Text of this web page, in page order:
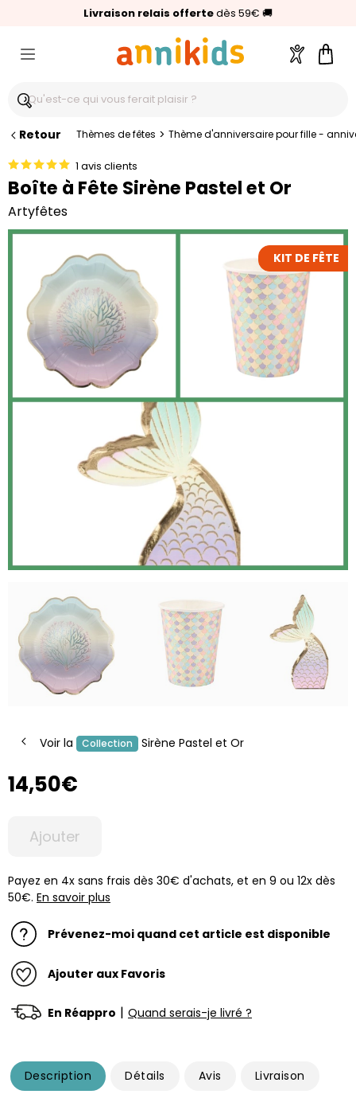
Livraison relais offertedès 59€ 🚚
🥇Palmarès Capital 2025 :Annikids N°1
⭐⭐⭐⭐⭐4,6/5(24 000 avis clients)
Compte
Retour Thèmes de fêtes > Thème d'anniversaire pour fille -
1 avis clients
Boîte à Fête Sirène Pastel et Or
Artyfêtes
KIT DE FÊTE
Voir la Collection Sirène Pastel et Or
14,50€
Ajouter
Payez en 4x sans frais dès 30€ d'achats, et en 9 ou 12x dès
50€. En savoir plus
Prévenez-moi quand cet article est disponible
Ajouter aux Favoris
En Réappro | Quand serais-je livré ?
Description Détails Avis Livraison